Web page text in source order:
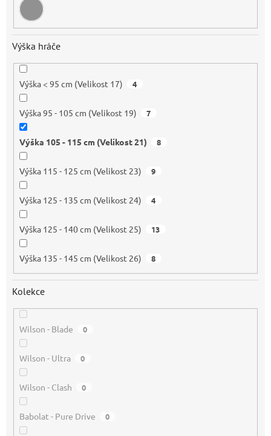
Výška hráče
Výška < 95 cm (Velikost 17) 4
Výška 95 - 105 cm (Velikost 19) 7
Výška 105 - 115 cm (Velikost 21) 8
Výška 115 - 125 cm (Velikost 23) 9
Výška 125 - 135 cm (Velikost 24) 4
Výška 125 - 140 cm (Velikost 25) 13
Výška 135 - 145 cm (Velikost 26) 8
Kolekce
Wilson - Blade 0
Wilson - Ultra 0
Wilson - Clash 0
Babolat - Pure Drive 0